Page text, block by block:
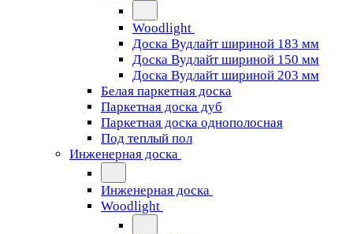
Woodlight
Доска Вудлайт шириной 183 мм
Доска Вудлайт шириной 150 мм
Доска Вудлайт шириной 203 мм
Белая паркетная доска
Паркетная доска дуб
Паркетная доска однополосная
Под теплый пол
Инженерная доска
Инженерная доска
Woodlight